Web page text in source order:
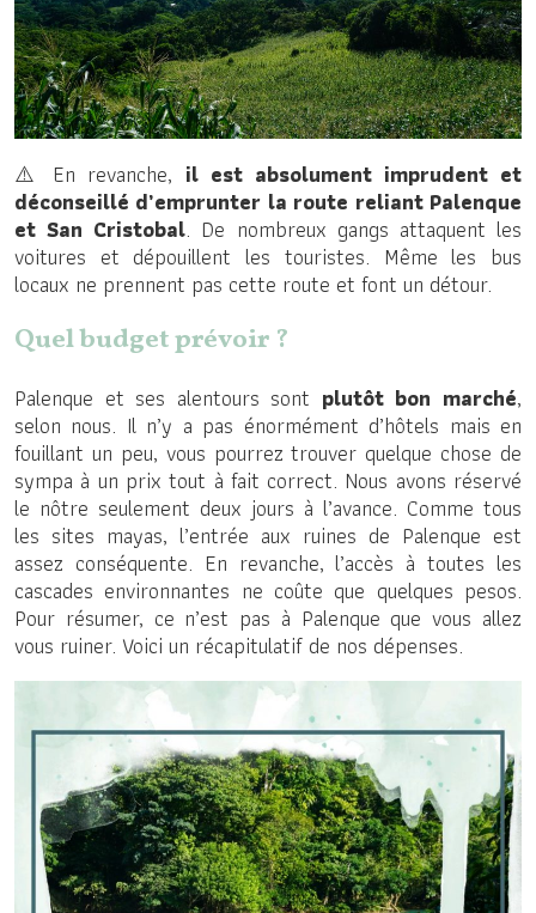
⚠️ En revanche, il est absolument imprudent et
déconseillé d’emprunter la route reliant Palenque
et San Cristobal. De nombreux gangs attaquent les
voitures et dépouillent les touristes. Même les bus
locaux ne prennent pas cette route et font un détour.
Quel budget prévoir ?
Palenque et ses alentours sont plutôt bon marché,
selon nous. Il n’y a pas énormément d’hôtels mais en
fouillant un peu, vous pourrez trouver quelque chose de
sympa à un prix tout à fait correct. Nous avons réservé
le nôtre seulement deux jours à l’avance. Comme tous
les sites mayas, l’entrée aux ruines de Palenque est
assez conséquente. En revanche, l’accès à toutes les
cascades environnantes ne coûte que quelques pesos.
Pour résumer, ce n’est pas à Palenque que vous allez
vous ruiner. Voici un récapitulatif de nos dépenses.